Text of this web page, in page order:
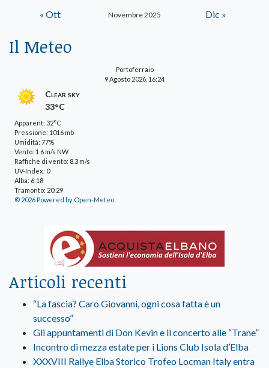
Novembre 2025
« Ott Dic »
Il Meteo
Portoferraio
9 Agosto 2026, 16:24
Clear sky
33°C
Apparent: 32°C
Pressione: 1016 mb
Umidità: 77%
Vento: 1.6 m/s NW
Raffiche di vento: 8.3 m/s
UV-Index: 0
Alba: 6:18
Tramonto: 20:29
© 2026 Powered by Open-Meteo
Articoli recenti
“La fascia? Caro Giovanni, ogni cosa fatta è un
successo”
Gli appuntamenti di Don Kevin e il concerto alle “Trane”
Incontro di mezza estate per i Lions Club Isola d’Elba
XXXVIII Rallye Elba Storico Trofeo Locman Italy entra